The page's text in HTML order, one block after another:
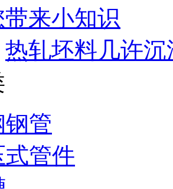
来小知识
热轧坯料几许
管
管件